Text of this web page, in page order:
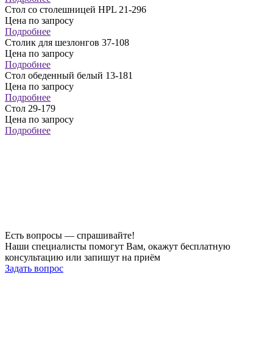
Стол со столешницей HPL 21-296
Цена по запросу
Подробнее
Столик для шезлонгов 37-108
Цена по запросу
Подробнее
Стол обеденный белый 13-181
Цена по запросу
Подробнее
Стол 29-179
Цена по запросу
Подробнее
Есть вопросы — спрашивайте!
Наши специалисты помогут Вам, окажут бесплатную
консультацию или запишут на приём
Задать вопрос